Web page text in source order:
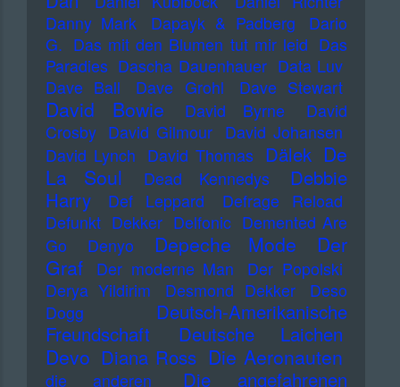
Danny Mark
Dapayk & Padberg
Dario
G. Das mit den Blumen tut mir leid Das
Paradies Dascha Dauenhauer Data Luv
Dave Ball
Dave Grohl Dave Stewart
David Bowie David Byrne
David
Crosby David Gilmour David Johansen
David Lynch David Thomas Dälek De
La Soul
Dead Kennedys
Debbie
Harry
Def Leppard
Defrage Reload
Defunkt Dekker Delfonic Demented Are
Go
Denyo Depeche Mode
Der
Graf
Der moderne Man
Der Popolski
Derya Yildirim
Desmond Dekker
Deso
Dogg
Deutsch-Amerikanische
Freundschaft
Deutsche Laichen
Devo Diana Ross Die Aeronauten
die anderen
Die angefahrenen